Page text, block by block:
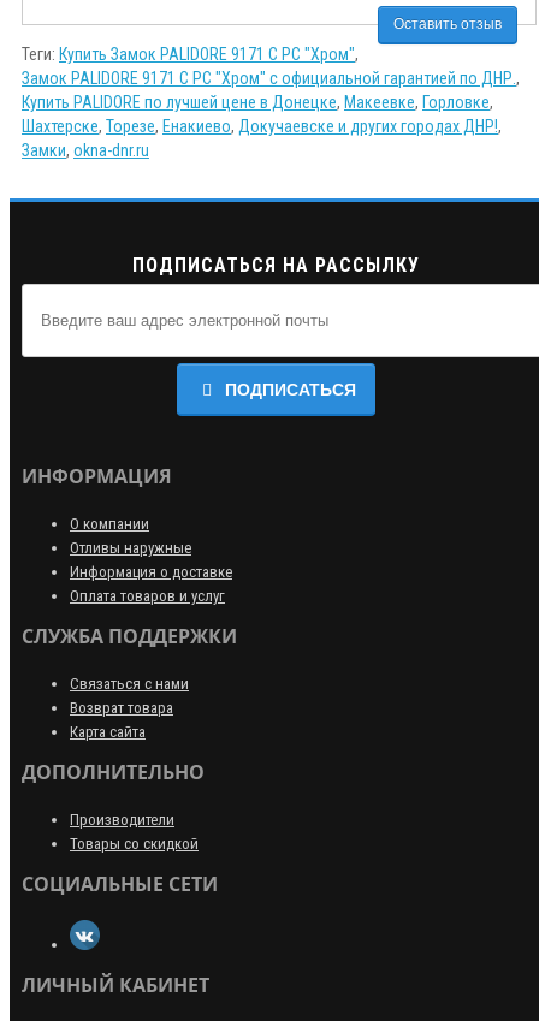
Оставить отзыв
Теги: Купить Замок PALIDORE 9171 C PC "Хром",
Замок PALIDORE 9171 C PC "Хром" с официальной гарантией по ДНР. ,
Купить PALIDORE по лучшей цене в Донецке, Макеевке, Горловке,
Шахтерске, Торезе, Енакиево, Докучаевске и других городах ДНР!,
Замки, okna-dnr.ru
ПОДПИСАТЬСЯ НА РАССЫЛКУ
ПОДПИСАТЬСЯ
ИНФОРМАЦИЯ
О компании
Отливы наружные
Информация о доставке
Оплата товаров и услуг
СЛУЖБА ПОДДЕРЖКИ
Связаться с нами
Возврат товара
Карта сайта
ДОПОЛНИТЕЛЬНО
Производители
Товары со скидкой
СОЦИАЛЬНЫЕ СЕТИ
ЛИЧНЫЙ КАБИНЕТ